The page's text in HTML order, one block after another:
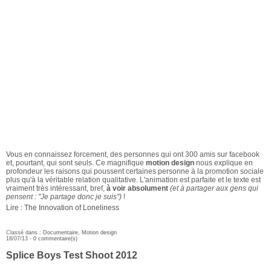
Vous en connaissez forcement, des personnes qui ont 300 amis sur facebook
et, pourtant, qui sont seuls. Ce magnifique motion design nous explique en
profondeur les raisons qui poussent certaines personne à la promotion sociale
plus qu'à la véritable relation qualitative. L'animation est parfaite et le texte est
vraiment très intéressant, bref, à voir absolument (et à partager aux gens qui
pensent : "Je partage donc je suis") !
Lire : The Innovation of Loneliness
Classé dans : Documentaire, Motion design
18/07/13 - 0 commentaire(s)
Splice Boys Test Shoot 2012